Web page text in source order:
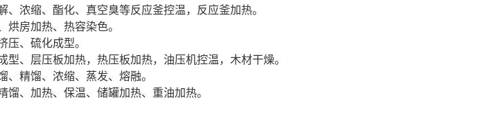
、浓缩、酯化、真空臭等反应釜控温，反应釜加热。
烘房加热、热容染色。
压、硫化成型。
型、层压板加热，热压板加热，油压机控温，木材干燥。
精馏、浓缩、蒸发、熔融。
、加热、保温、储罐加热、重油加热。